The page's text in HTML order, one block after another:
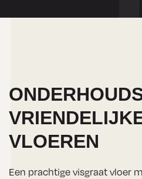
VLOEREN
Een prachtige visgraat vloer